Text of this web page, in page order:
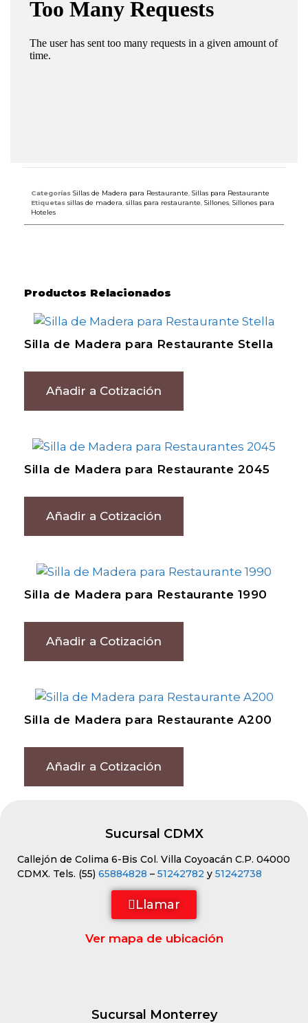
Categorías Sillas de Madera para Restaurante Sillas para Restaurante
Etiquetas sillas de madera sillas para restaurante Sillones Sillones para
Hoteles
Productos Relacionados
Silla de Madera para Restaurante Stella
Añadir a Cotización
Silla de Madera para Restaurante 2045
Añadir a Cotización
Silla de Madera para Restaurante 1990
Añadir a Cotización
Silla de Madera para Restaurante A200
Añadir a Cotización
Sucursal CDMX
Callejón de Colima 6-Bis Col. Villa Coyoacán C.P. 04000
CDMX. Tels. (55) 65884828 – 51242782 y 51242738
Llamar
Ver mapa de ubicación
Sucursal Monterrey